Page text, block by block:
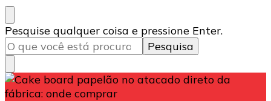
Procurando
algo?
Pesquise qualquer coisa e pressione Enter.